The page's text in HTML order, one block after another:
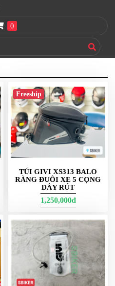
0
Freeship
TÚI GIVI XS313 BALO
RÀNG ĐUÔI XE 5 CỌNG
DÂY RÚT
1,250,000đ